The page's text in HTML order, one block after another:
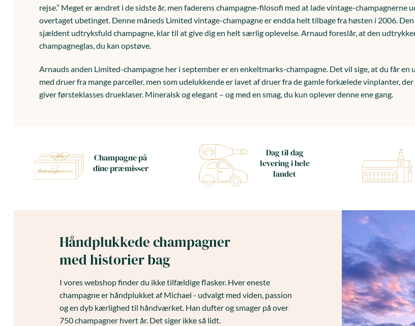
rejse.” Meget er ændret i de sidste år, men faderens champagne-filosofi med at lade vintage-
overtaget ubetinget. Denne måneds Limited vintage-champagne er endda helt tilbage fra høsten i 2006.
sjældent udtryksfuld champagne, klar til at give dig en helt særlig oplevelse. Arnaud foreslår, at den
champagneglas, du kan opstøve.
Arnauds anden Limited-champagne her i september er en enkeltmarks-champagne. Det vil sige, at du får
med druer fra mange parceller, men som udelukkende er lavet af druer fra de gamle forkælede vinplanter,
giver førsteklasses drueklaser. Mineralsk og elegant – og med en smag, du kun oplever denne ene gang.
Champagne på
dine præmisser
Dag til dag
levering i hele
landet
Håndplukkede champagner
med historier bag
I vores webshop finder du ikke tilfældige flasker. Hver eneste
champagne er håndplukket af Michael - udvalgt med viden, passion
og en dyb kærlighed til håndværket. Han dufter og smager på over
750 champagner hvert år. Det siger ikke så lidt.